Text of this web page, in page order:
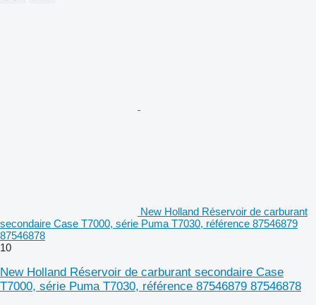
New Holland Réservoir de carburant
secondaire Case T7000, série Puma T7030, référence 87546879
87546878
10
New Holland Réservoir de carburant secondaire Case
T7000, série Puma T7030, référence 87546879 87546878